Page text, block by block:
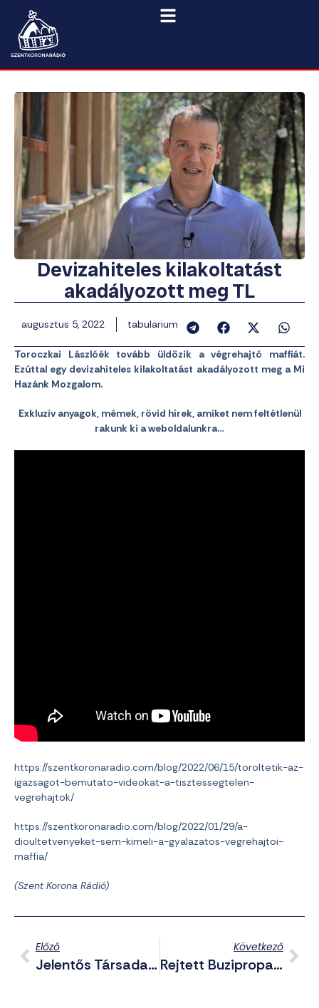
Devizahiteles kilakoltatást
akadályozott meg TL
augusztus 5, 2022 tabularium
Toroczkai Lászlóék tovább üldözik a végrehajtó maffiát.
Ezúttal egy devizahiteles kilakoltatást akadályozott meg a Mi
Hazánk Mozgalom.
Exkluzív anyagok, mémek, rövid hírek, amiket nem feltétlenül
rakunk ki a weboldalunkra…
https://szentkoronaradio.com/blog/2022/06/15/toroltetik-az-
igazsagot-bemutato-videokat-a-tisztessegtelen-
vegrehajtok/
https://szentkoronaradio.com/blog/2022/01/29/a-
dioultetvenyeket-sem-kimeli-a-gyalazatos-vegrehajtoi-
maffia/
(Szent Korona Rádió)
Előző
Jelentős Társadalmi Érdek Fűződött A Székely „terrorista” Elfogásához
Következő
Rejtett Buzipropaganda A Magyar Gyerekeknek A Cartoon Networkon